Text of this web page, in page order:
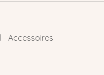
- Accessoires